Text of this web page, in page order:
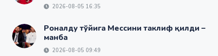
2026-08-05 16:35
Роналду тўйига Мессини таклиф қилди –
манба
2026-08-05 09:49